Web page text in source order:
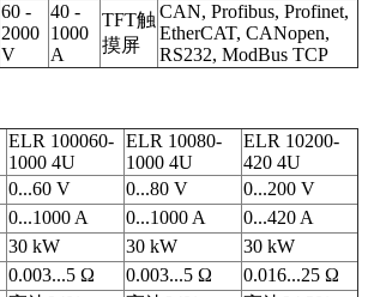
60 -
2000
V
40 -
1000
A
TFT触
摸屏
CAN, Profibus, Profinet,
EtherCAT, CANopen,
RS232, ModBus TCP
ELR 100060-
1000 4U
ELR 10080-
1000 4U
ELR 10200-
420 4U
0...60 V 0...80 V
0...200 V
0...1000 A 0...1000 A
0...420 A
30 kW 30 kW
30 kW
0.003...5 Ω 0.003...5 Ω
0.016...25 Ω